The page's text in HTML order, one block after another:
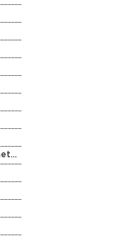
21st Century Archetype